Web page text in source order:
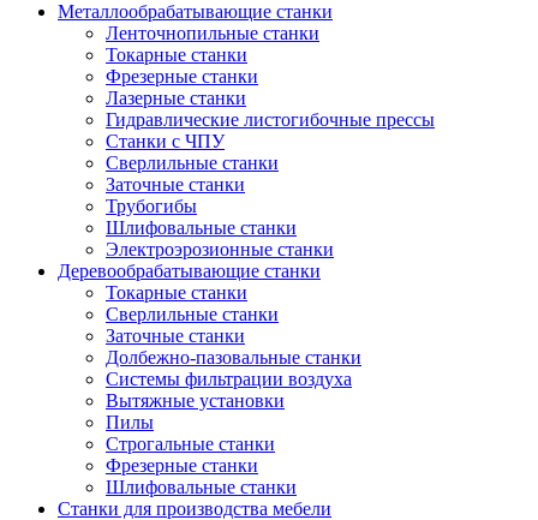
Металлообрабатывающие станки
Ленточнопильные станки
Токарные станки
Фрезерные станки
Лазерные станки
Гидравлические листогибочные прессы
Станки с ЧПУ
Сверлильные станки
Заточные станки
Трубогибы
Шлифовальные станки
Электроэрозионные станки
Деревообрабатывающие станки
Токарные станки
Сверлильные станки
Заточные станки
Долбежно-пазовальные станки
Системы фильтрации воздуха
Вытяжные установки
Пилы
Строгальные станки
Фрезерные станки
Шлифовальные станки
Станки для производства мебели